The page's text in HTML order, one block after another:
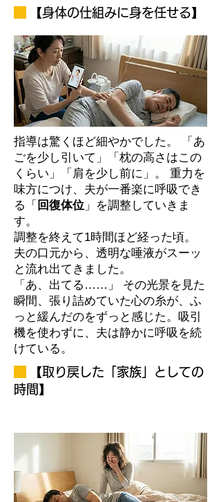
【身体の仕組みに身を任せる】
指導は驚くほど細やかでした。 「あ
ごを少し引いて」「枕の高さはこの
くらい」「肩を少し前に」。 重力を
味方につけ、夫が一番楽に呼吸でき
る「 回復体位 」を調整していきま
す。
調整を終えて1時間ほど経った頃。
夫の口元から、透明な唾液がスーッ
と流れ出てきました。
「あ、出てる……」 その光景を見た
瞬間、張り詰めていた心の糸が、ふ
っと緩んだのをずっと感じた。吸引
機を使わずに、夫は静かに呼吸を続
けている。
【取り戻した「家族」としての
時間】